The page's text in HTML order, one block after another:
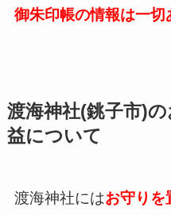
御朱印帳の情報は一切
渡海神社(銚子市)
益について
渡海神社にはお守りを